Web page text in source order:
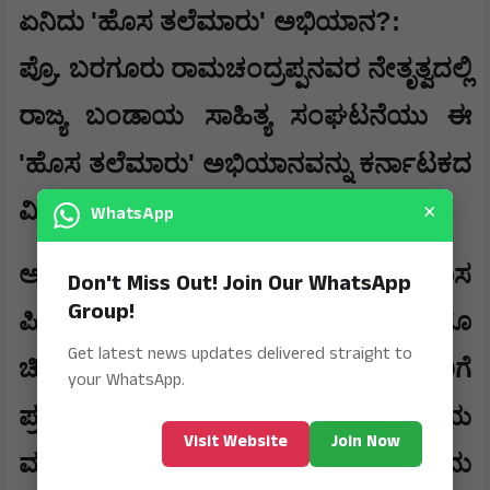
ಏನಿದು 'ಹೊಸ ತಲೆಮಾರು' ಅಭಿಯಾನ?:
ಪ್ರೊ. ಬರಗೂರು ರಾಮಚಂದ್ರಪ್ಪನವರ ನೇತೃತ್ವದಲ್ಲಿ
ರಾಜ್ಯ ಬಂಡಾಯ ಸಾಹಿತ್ಯ ಸಂಘಟನೆಯು ಈ
'ಹೊಸ ತಲೆಮಾರು' ಅಭಿಯಾನವನ್ನು ಕರ್ನಾಟಕದ
ವಿವಿಧ ಜಿಲ್ಲೆಗಳಿಗೆ ವಿಸ್ತರಿಸುತ್ತಿದೆ.
ಅಭಿಯಾನದ ಮೂಲ ಉದ್ದೇಶ: ಹೊಸ
ಪೀಳಿಗೆಯ ಯುವ ಬರಹಗಾರರನ್ನು ಹಾಗೂ
ಚಿಂತಕರನ್ನು ಒಟ್ಟುಗೂಡಿಸುವುದು. ಅವರಿಗೆ
ಪ್ರಗತಿಪರ
ಎಡಪಂಥೀಯ ಹಾಗೂ ಮಾನವೀಯ
ಮೌಲ್ಯಗಳ ತಾತ್ವಿಕ ನೆಲೆಗಟ್ಟನ್ನು ಪರಿಚಯಿಸುವುದು
WhatsApp ×
Don't Miss Out! Join Our WhatsApp
Group!
Get latest news updates delivered straight to
your WhatsApp.
Visit Website Join Now